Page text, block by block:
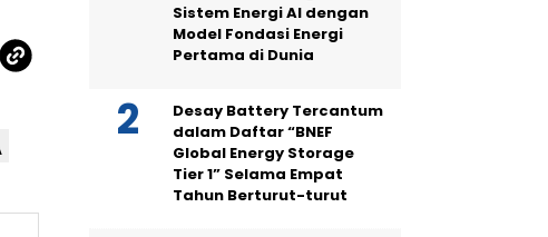
Sistem Energi AI dengan
Model Fondasi Energi
Pertama di Dunia
Desay Battery Tercantum
dalam Daftar “BNEF
Global Energy Storage
Tier 1” Selama Empat
Tahun Berturut-turut